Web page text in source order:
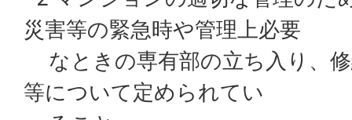
災害等の緊急時や管理上必要
なときの専有部の立ち入り、
等について定められてい